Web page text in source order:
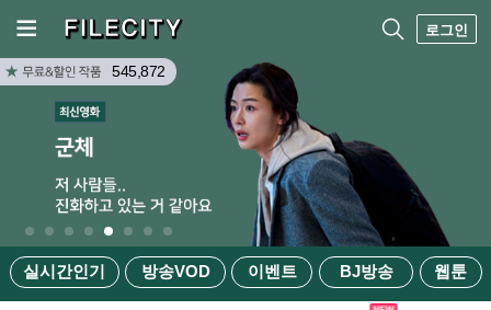
로그인
실시간인기 방송VOD 이벤트 BJ방송 웹툰
545,872